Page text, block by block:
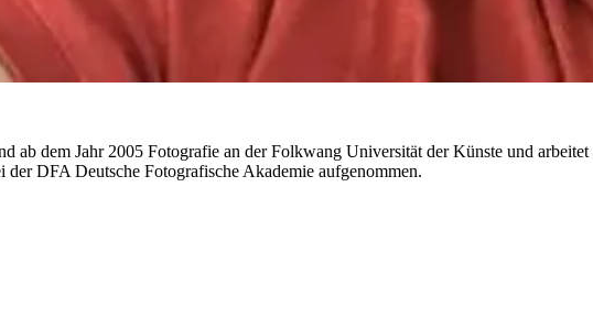
ab dem Jahr 2005 Fotografie an der Folkwang Universität der Künste und
DFA Deutsche Fotografische Akademie aufgenommen.